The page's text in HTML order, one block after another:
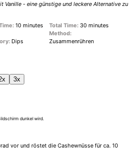
Vanille - eine günstige und leckere Alternative zu
10 minutes Total Time: 30 minutes
Dips
Method:
Zusammenrühren
3x
dunkel wird.
vor und röstet die Cashewnüsse für ca. 10